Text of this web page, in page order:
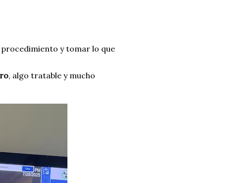
y tomar lo que
, algo tratable y mucho